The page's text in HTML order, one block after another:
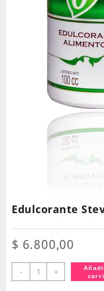
Edulcorante
$ 6.800,00
-
Edulcorante
Stevia
+